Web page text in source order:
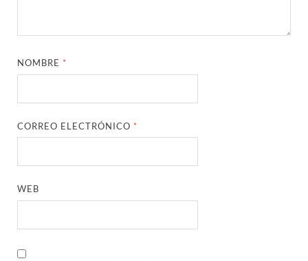
NOMBRE *
CORREO ELECTRÓNICO *
WEB